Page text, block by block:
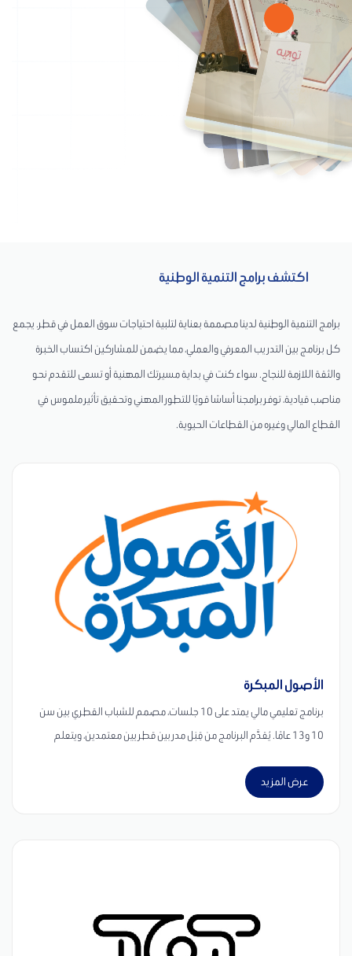
اكتشف برامج التنمية الوطنية
برامج التنمية الوطنية لدينا مصممة بعناية لتلبية احتياجات سوق العمل في قطر. يجمع
كل برنامج بين التدريب المعرفي والعملي، مما يضمن للمشاركين اكتساب الخبرة
والثقة اللازمة للنجاح. سواء كنت في بداية مسيرتك المهنية أو تسعى للتقدم نحو
مناصب قيادية، توفر برامجنا أساسًا قويًا للتطور المهني وتحقيق تأثير ملموس في
القطاع المالي وغيره من القطاعات الحيوية.
الأصول المبكرة
برنامج تعليمي مالي يمتد على 10 جلسات، مصمم للشباب القطري بين سن
10 و13 عامًا. يُقدَّم البرنامج من قِبَل مدربين قطريين معتمدين، ويتعلم
-نماذج من الأنشطة -العملات التعليمية -منطقة الكسب -السوق المصغّر
-عجلة القرارات -شجرة المال -التحديات الجماعية التفاعلية
عرض المزيد